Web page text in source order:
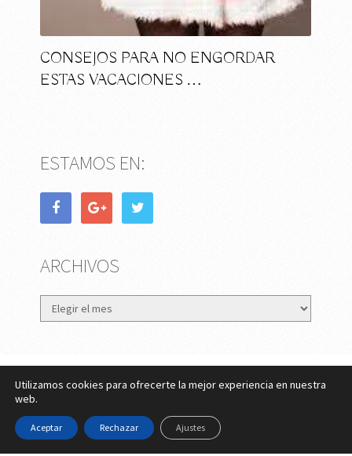
CONSEJOS PARA NO ENGORDAR
ESTAS VACACIONES …
ESTAMOS EN:
ARCHIVOS
Archivos
eMujer.com
Copyright © 2026.
Contactar ||Datos Legales y Privacidad
Cookies
Utilizamos cookies para ofrecerte la mejor experiencia en nuestra
web.
Aceptar Rechazar Ajustes